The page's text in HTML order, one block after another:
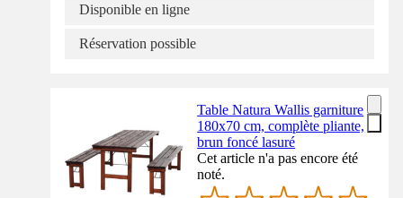
Disponible en ligne
Réservation possible
Table Natura Wallis garniture
180x70 cm, complète pliante,
brun foncé lasuré
Cet article n'a pas encore été
noté.